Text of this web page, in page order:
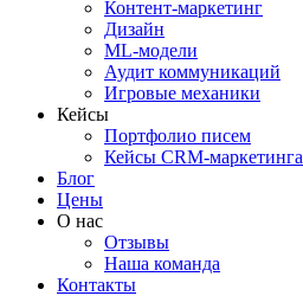
Контент-маркетинг
Дизайн
ML-модели
Аудит коммуникаций
Игровые механики
Кейсы
Портфолио писем
Кейсы CRM-маркетинга
Блог
Цены
О нас
Отзывы
Наша команда
Контакты